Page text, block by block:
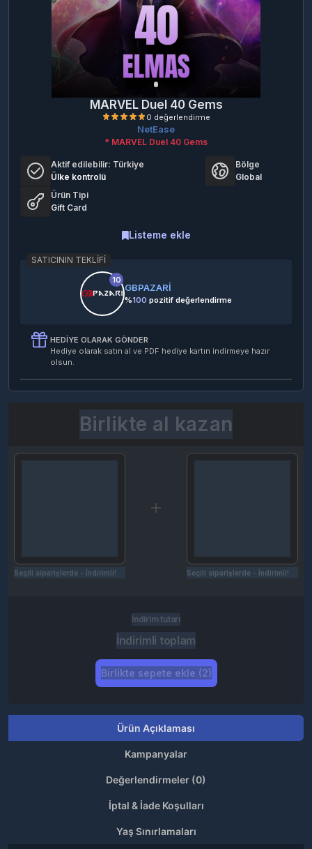
MARVEL Duel 40 Gems
NetEase
* MARVEL Duel 40 Gems
Aktif edilebilir: Türkiye
Ülke kontrolü
Bölge
Global
Ürün Tipi
Gift Card
Listeme ekle
SATICININ TEKLIFI
10
GBPAZARİ
%100 pozitif değerlendirme
HEDIYE OLARAK GÖNDER
Hediye olarak satın al ve PDF hediye kartın indirmeye hazır
olsun.
Birlikte al kazan
Seçili siparişlerde - İndirimli! Seçili siparişlerde - İndirimli!
İndirim tutarı
İndirimli toplam
Birlikte sepete ekle (2)
Ürün Açıklaması
Kampanyalar
Değerlendirmeler (0)
İptal & İade Koşulları
Yaş Sınırlamaları